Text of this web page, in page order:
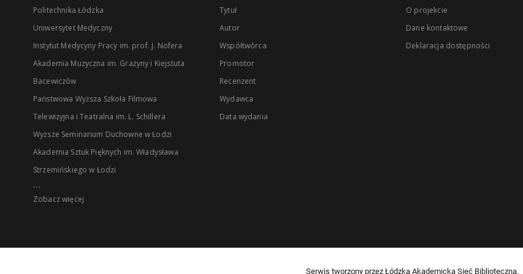
Politechnika Łódzka
Uniwersytet Medyczny
Instytut Medycyny Pracy im. prof. J. Nofera
Akademia Muzyczna im. Grażyny i Kiejstuta
Bacewiczów
Państwowa Wyższa Szkoła Filmowa
Telewizyjna i Teatralna im. L. Schillera
Wyższe Seminarium Duchowne w Łodzi
Akademia Sztuk Pięknych im. Władysława
Strzemińskiego w Łodzi
...
Zobacz więcej
Tytuł
Autor
Współtwórca
Promotor
Recenzent
Wydawca
Data wydania
O projekcie
Dane kontaktowe
Deklaracja dostępności
Serwis tworzony przez Łódzką Akademicką Sieć Biblioteczną.